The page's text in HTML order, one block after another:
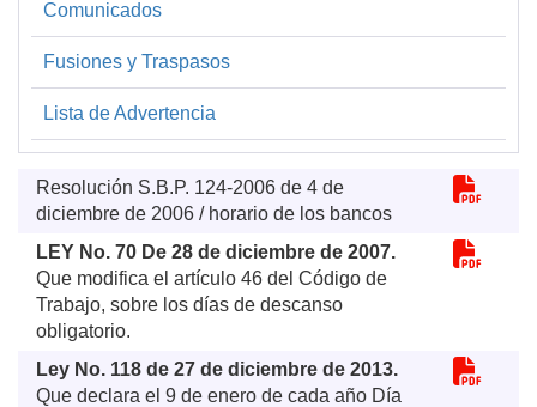
FECI
Otras Regulaciones
Comunicados
Fusiones y Traspasos
Lista de Advertencia
Resolución S.B.P. 124-2006 de 4 de
diciembre de 2006 / horario de los bancos
LEY No. 70 De 28 de diciembre de 2007.
Que modifica el artículo 46 del Código de
Trabajo, sobre los días de descanso
obligatorio.
Ley No. 118 de 27 de diciembre de 2013.
Que declara el 9 de enero de cada año Día